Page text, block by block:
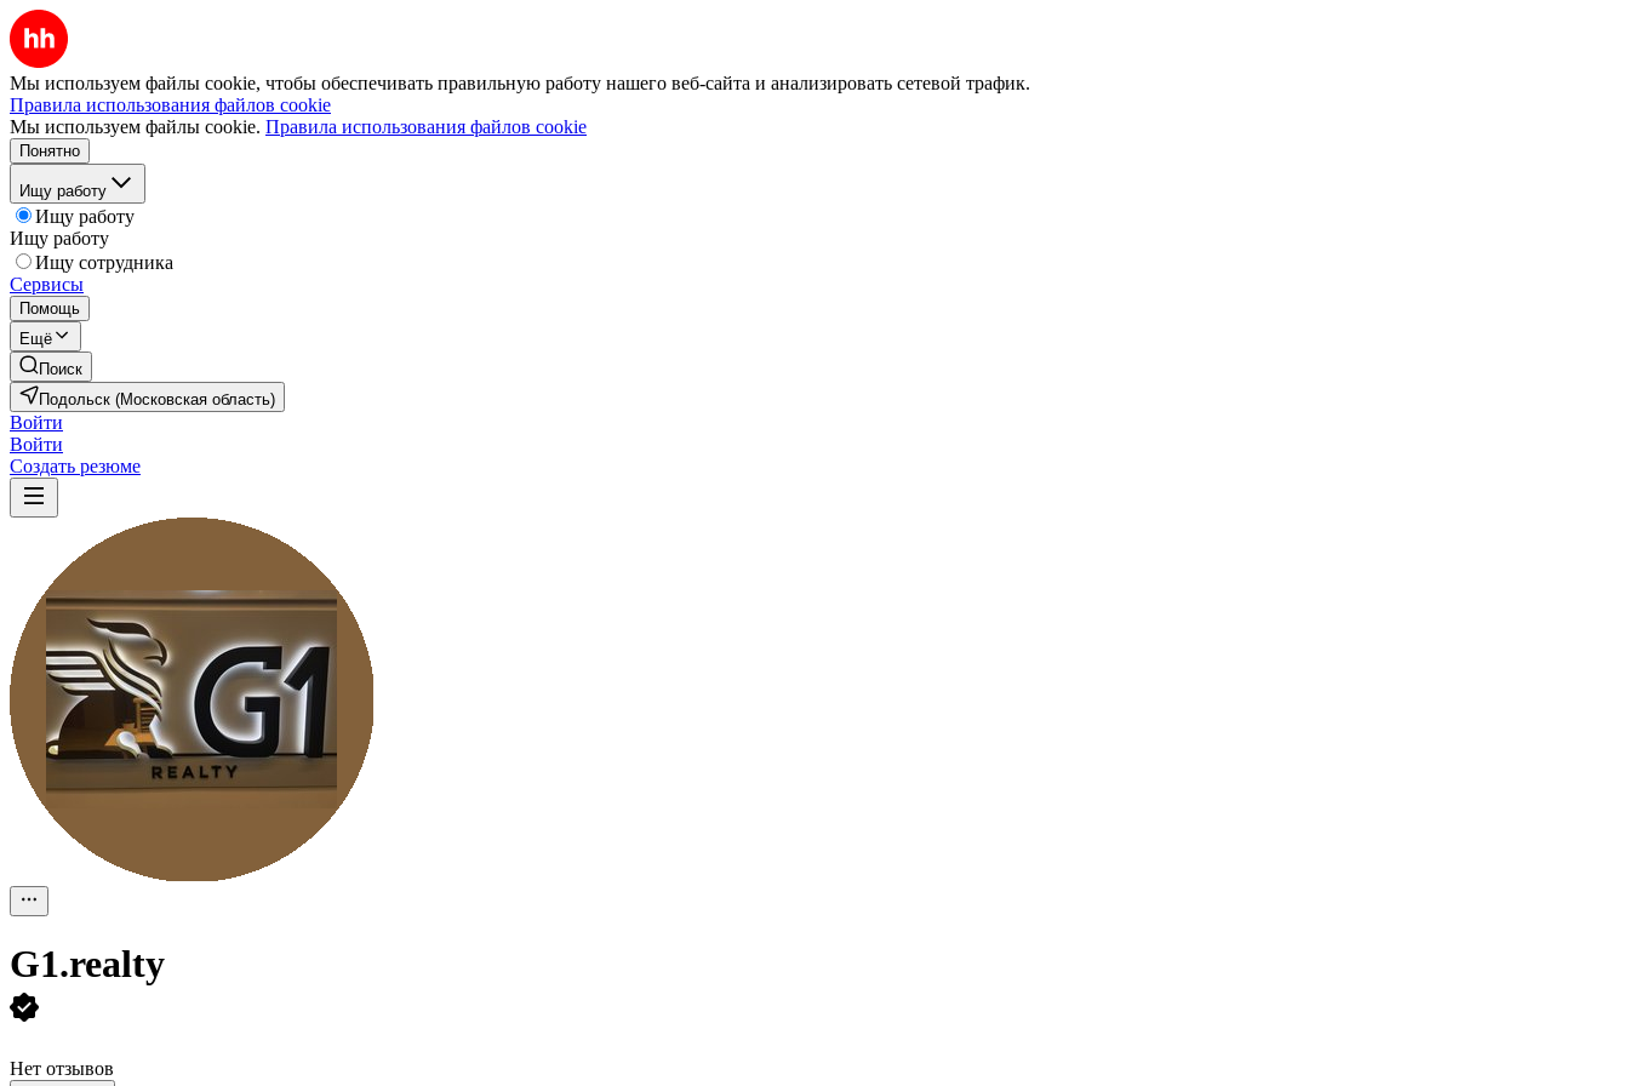
Мы используем файлы cookie, чтобы обеспечивать правильную работу нашего веб-сайта и анализировать сетевой трафик.
Правила использования файлов cookie
Мы используем файлы cookie. Правила использования файлов cookie
Понятно
Ищу работу
Ищу работу
Ищу работу
Ищу сотрудника
Сервисы
Помощь
Ещё
Поиск
Подольск (Московская область)
Войти
Войти
Создать резюме
G1.realty
Нет отзывов